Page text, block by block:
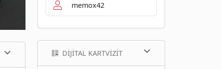
memox42
DIJITAL KARTVIZIT